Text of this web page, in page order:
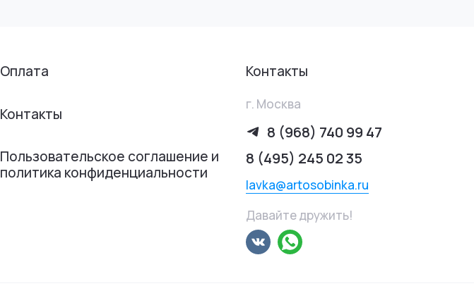
Оплата
Контакты
Пользовательское соглашение и
политика конфиденциальности
Контакты
г. Москва
8 (968) 740 99 47
8 (495) 245 02 35
lavka@artosobinka.ru
Давайте дружить!